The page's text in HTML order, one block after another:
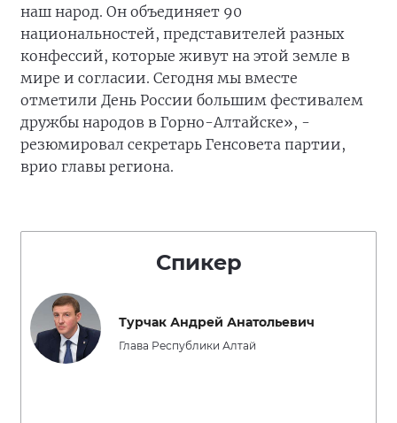
наш народ. Он объединяет 90
национальностей, представителей разных
конфессий, которые живут на этой земле в
мире и согласии. Сегодня мы вместе
отметили День России большим фестивалем
дружбы народов в Горно-Алтайске», -
резюмировал секретарь Генсовета партии,
врио главы региона.
Спикер
Турчак Андрей Анатольевич
Глава Республики Алтай